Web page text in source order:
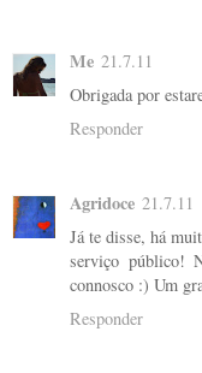
Me 21.7.11
Obrigada por
Responder
Agridoce 21.7.11
Já te disse, há
serviço público!
connosco :) Um
Responder